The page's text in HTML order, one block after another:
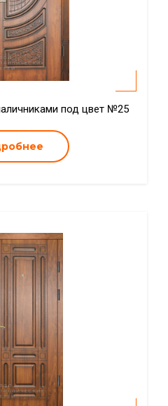
под цвет №25